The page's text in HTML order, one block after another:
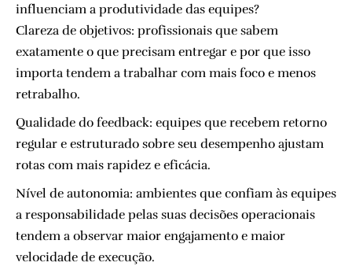
influenciam a produtividade das equipes?
Clareza de objetivos: profissionais que sabem
exatamente o que precisam entregar e por que isso
importa tendem a trabalhar com mais foco e menos
retrabalho.
Qualidade do feedback: equipes que recebem retorno
regular e estruturado sobre seu desempenho ajustam
rotas com mais rapidez e eficácia.
Nível de autonomia: ambientes que confiam às equipes
a responsabilidade pelas suas decisões operacionais
tendem a observar maior engajamento e maior
velocidade de execução.